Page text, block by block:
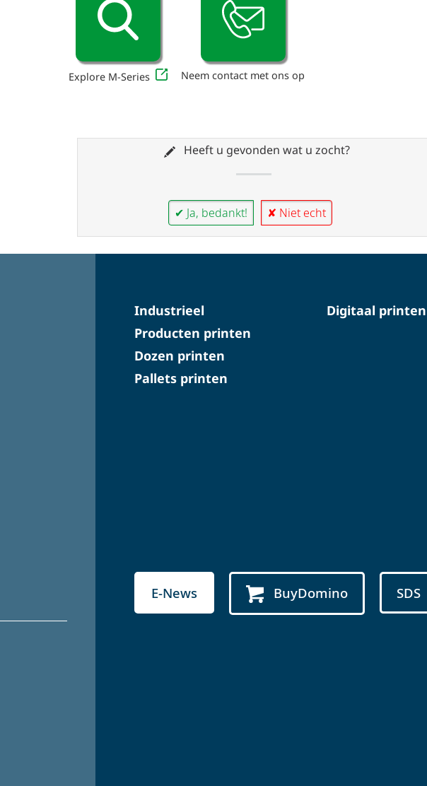
Explore M-Series Neem contact met ons op
Heeft u gevonden wat u zocht?
✔ Ja, bedankt! ✘ Niet echt
Industrieel
Producten printen
Dozen printen
Pallets printen
Digitaal printen
E-News BuyDomino SDS